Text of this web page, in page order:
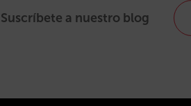
Suscríbete a nuestro blog